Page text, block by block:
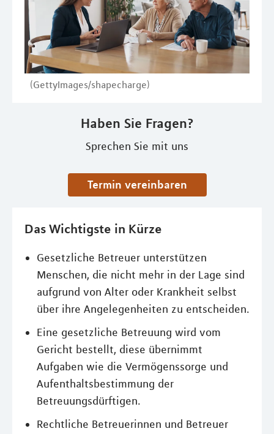
(GettyImages/shapecharge)
Haben Sie Fragen?
Sprechen Sie mit uns
Termin vereinbaren
Das Wichtigste in Kürze
Gesetzliche Betreuer unterstützen
Menschen, die nicht mehr in der Lage sind
aufgrund von Alter oder Krankheit selbst
über ihre Angelegenheiten zu entscheiden.
Eine gesetzliche Betreuung wird vom
Gericht bestellt, diese übernimmt
Aufgaben wie die Vermögenssorge und
Aufenthaltsbestimmung der
Betreuungsdürftigen.
Rechtliche Betreuerinnen und Betreuer